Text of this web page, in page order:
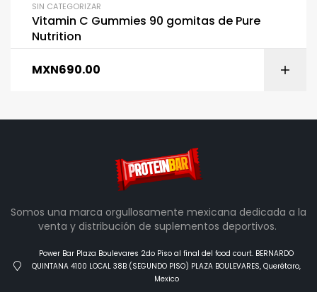
SIN CATEGORIZAR
Vitamin C Gummies 90 gomitas de Pure
Nutrition
MXN690.00
Somos una marca orgullosamente mexicana dedicada a la
venta y distribución de suplementos deportivos.
Power Bar Plaza Boulevares 2do Piso al final del food court. BERNARDO
QUINTANA 4100 LOCAL 38B (SEGUNDO PISO) PLAZA BOULEVARES, Querétaro,
Mexico